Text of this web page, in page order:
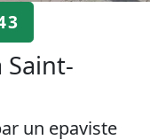
Saint-
un epaviste